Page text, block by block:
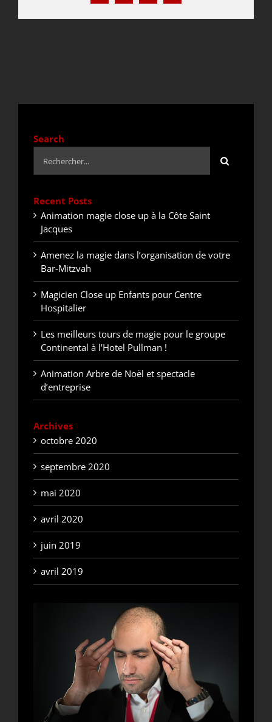
Search
Recent Posts
Animation magie close up à la Côte Saint
Jacques
Amenez la magie dans l’organisation de votre
Bar-Mitzvah
Magicien Close up Enfants pour Centre
Hospitalier
Les meilleurs tours de magie pour le groupe
Continental à l’Hotel Pullman !
Animation Arbre de Noël et spectacle
d’entreprise
Archives
octobre 2020
septembre 2020
mai 2020
avril 2020
juin 2019
avril 2019